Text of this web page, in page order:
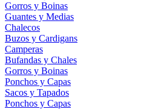
Gorros y Boinas
Guantes y Medias
Chalecos
Buzos y Cardigans
Camperas
Bufandas y Chales
Gorros y Boinas
Ponchos y Capas
Sacos y Tapados
Ponchos y Capas